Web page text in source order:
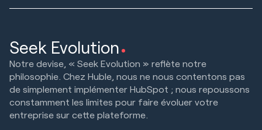
Seek Evolution
Notre devise, « Seek Evolution » reflète notre
philosophie. Chez Huble, nous ne nous contentons pas
de simplement implémenter HubSpot ; nous repoussons
constamment les limites pour faire évoluer votre
entreprise sur cette plateforme.